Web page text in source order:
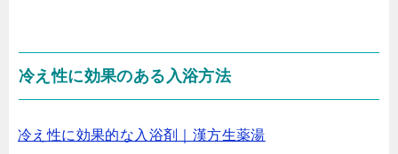
冷え性に効果のある入浴方法
冷え性に効果的な入浴剤｜漢方生薬湯